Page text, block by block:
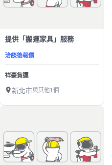
提供「搬運家具」服務
洽談後報價
祥豪貨運
新北市與其他1個